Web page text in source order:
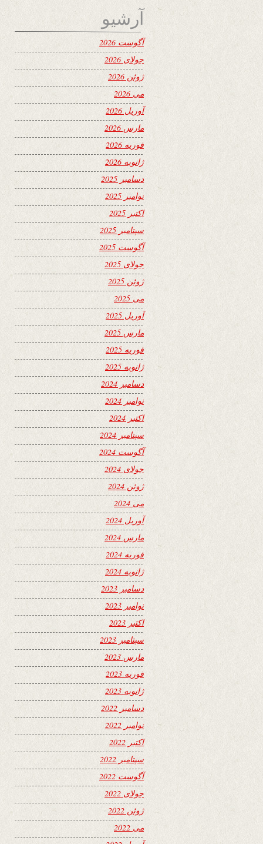
آرشیو
آگوست 2026
جولای 2026
ژوئن 2026
می 2026
آوریل 2026
مارس 2026
فوریه 2026
ژانویه 2026
دسامبر 2025
نوامبر 2025
اکتبر 2025
سپتامبر 2025
آگوست 2025
جولای 2025
ژوئن 2025
می 2025
آوریل 2025
مارس 2025
فوریه 2025
ژانویه 2025
دسامبر 2024
نوامبر 2024
اکتبر 2024
سپتامبر 2024
آگوست 2024
جولای 2024
ژوئن 2024
می 2024
آوریل 2024
مارس 2024
فوریه 2024
ژانویه 2024
دسامبر 2023
نوامبر 2023
اکتبر 2023
سپتامبر 2023
مارس 2023
فوریه 2023
ژانویه 2023
دسامبر 2022
نوامبر 2022
اکتبر 2022
سپتامبر 2022
آگوست 2022
جولای 2022
ژوئن 2022
می 2022